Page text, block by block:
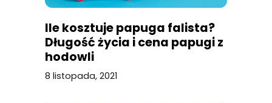
Ile kosztuje papuga falista?
Długość życia i cena papugi z
hodowli
8 listopada, 2021